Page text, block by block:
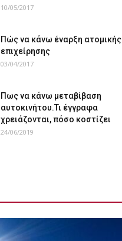
10/05/2017
Πώς να κάνω έναρξη ατομικής
επιχείρησης
03/04/2017
Πως να κάνω μεταβίβαση
αυτοκινήτου.Τι έγγραφα
χρειάζονται, πόσο κοστίζει
24/06/2019